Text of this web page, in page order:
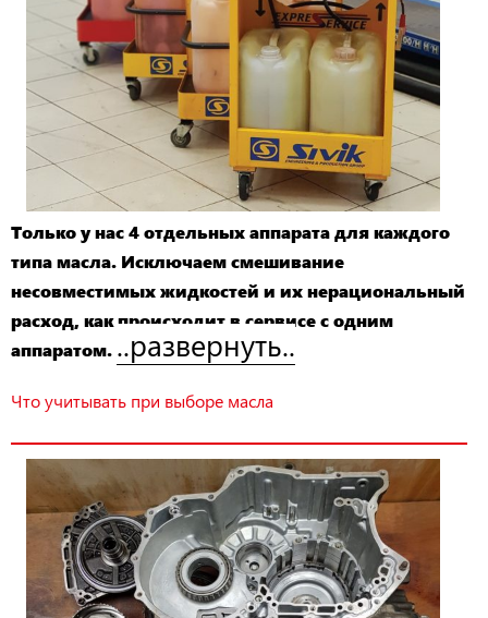
Только у нас 4 отдельных аппарата для каждого
типа масла. Исключаем смешивание
несовместимых жидкостей и их нерациональный
расход, как происходит в сервисе с одним
аппаратом. ..развернуть..
Что учитывать при выборе масла